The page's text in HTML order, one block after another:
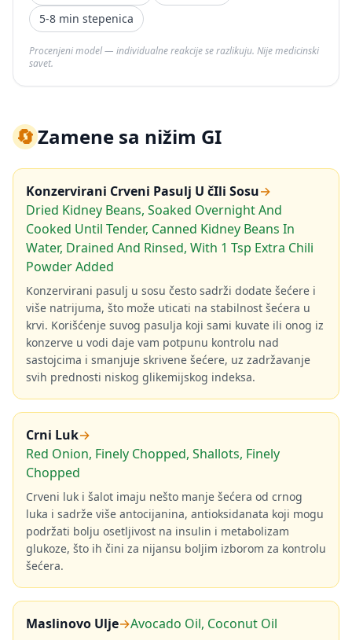
5-8 min stepenica
Procenjeni model — individualne reakcije se razlikuju. Nije medicinski
savet.
🔄Zamene sa nižim GI
Konzervirani Crveni Pasulj U čIli Sosu→
Dried Kidney Beans, Soaked Overnight And
Cooked Until Tender, Canned Kidney Beans In
Water, Drained And Rinsed, With 1 Tsp Extra Chili
Powder Added
Konzervirani pasulj u sosu često sadrži dodate šećere i
više natrijuma, što može uticati na stabilnost šećera u
krvi. Korišćenje suvog pasulja koji sami kuvate ili onog iz
konzerve u vodi daje vam potpunu kontrolu nad
sastojcima i smanjuje skrivene šećere, uz zadržavanje
svih prednosti niskog glikemijskog indeksa.
Crni Luk→
Red Onion, Finely Chopped, Shallots, Finely
Chopped
Crveni luk i šalot imaju nešto manje šećera od crnog
luka i sadrže više antocijanina, antioksidanata koji mogu
podržati bolju osetljivost na insulin i metabolizam
glukoze, što ih čini za nijansu boljim izborom za kontrolu
šećera.
Maslinovo Ulje→Avocado Oil, Coconut Oil